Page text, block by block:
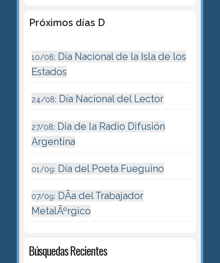
Próximos días D
10/08: Dia Nacional de la Isla de los
Estados
24/08: Día Nacional del Lector
27/08: Dia de la Radio Difusión
Argentina
01/09: Día del Poeta Fueguino
07/09: DÃ­a del Trabajador
MetalÃºrgico
Búsquedas Recientes